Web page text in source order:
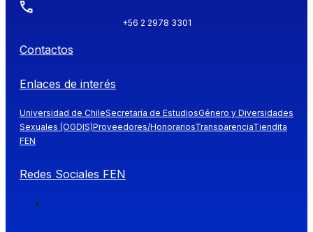
+56 2 2978 3301
Contactos
Enlaces de interés
Universidad de ChileSecretaría de EstudiosGénero y Diversidades
Sexuales (OGDIS)Proveedores/HonorariosTransparenciaTiendita
FEN
Redes Sociales FEN